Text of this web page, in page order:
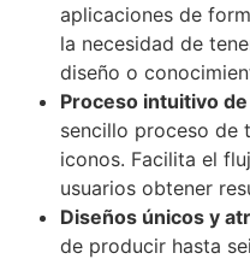
aplicaciones de
la necesidad de
diseño o
Proceso intuitivo
sencillo proceso de
iconos. Facilita el
usuarios obtener
Diseños únicos y
de producir hasta